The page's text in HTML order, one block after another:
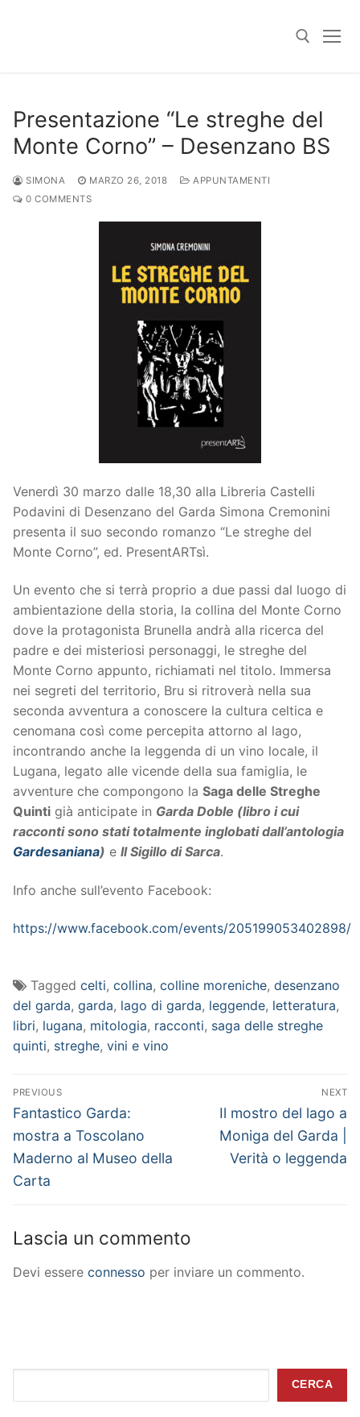
Presentazione “Le streghe del
Monte Corno” – Desenzano BS
SIMONA MARZO 26, 2018
APPUNTAMENTI
0 COMMENTS
Venerdì 30 marzo dalle 18,30 alla Libreria Castelli
Podavini di Desenzano del Garda Simona Cremonini
presenta il suo secondo romanzo “Le streghe del
Monte Corno”, ed. PresentARTsì.
Un evento che si terrà proprio a due passi dal luogo di
ambientazione della storia, la collina del Monte Corno
dove la protagonista Brunella andrà alla ricerca del
padre e dei misteriosi personaggi, le streghe del
Monte Corno appunto, richiamati nel titolo. Immersa
nei segreti del territorio, Bru si ritroverà nella sua
seconda avventura a conoscere la cultura celtica e
cenomana così come percepita attorno al lago,
incontrando anche la leggenda di un vino locale, il
Lugana, legato alle vicende della sua famiglia, le
avventure che compongono la Saga delle Streghe
Quinti già anticipate in Garda Doble (libro i cui
racconti sono stati totalmente inglobati dall’antologia
Gardesaniana) e Il Sigillo di Sarca.
Info anche sull’evento Facebook:
https://www.facebook.com/events/205199053402898/
Tagged celti, collina, colline moreniche, desenzano
del garda, garda, lago di garda, leggende, letteratura,
libri, lugana, mitologia, racconti, saga delle streghe
quinti, streghe, vini e vino
Navigazione
articoli
PREVIOUS
Previous
post:
Fantastico Garda:
mostra a Toscolano
Maderno al Museo della
Carta
NEXT
Next
post:
Il mostro del lago a
Moniga del Garda |
Verità o leggenda
Lascia un commento
Devi essere connesso per inviare un commento.
CERCA